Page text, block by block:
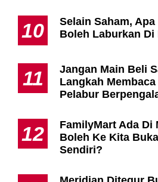
10
Selain Saham,
Boleh Laburkan Di
11
Jangan Main Beli
Langkah
Pelabur
12
FamilyMart Ada Di
Boleh Ke Kita
Sendiri?